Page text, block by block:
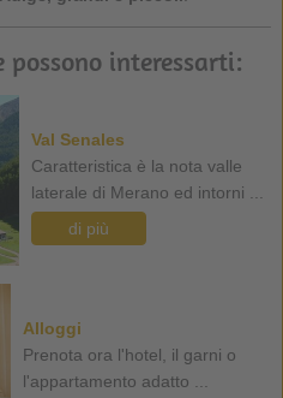
interessarti:
Val Senales
Caratteristica è la nota valle
laterale di Merano ed intorni ...
di più
Alloggi
Prenota ora l'hotel, il garni o
l'appartamento adatto ...